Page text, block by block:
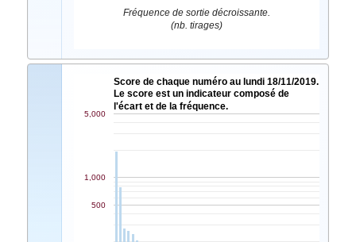
Fréquence de sortie décroissante.
(nb. tirages)
Score de chaque numéro au lundi 18/11/2019.
Le score est un indicateur composé de
l'écart et de la fréquence.
500
1,000
5,000